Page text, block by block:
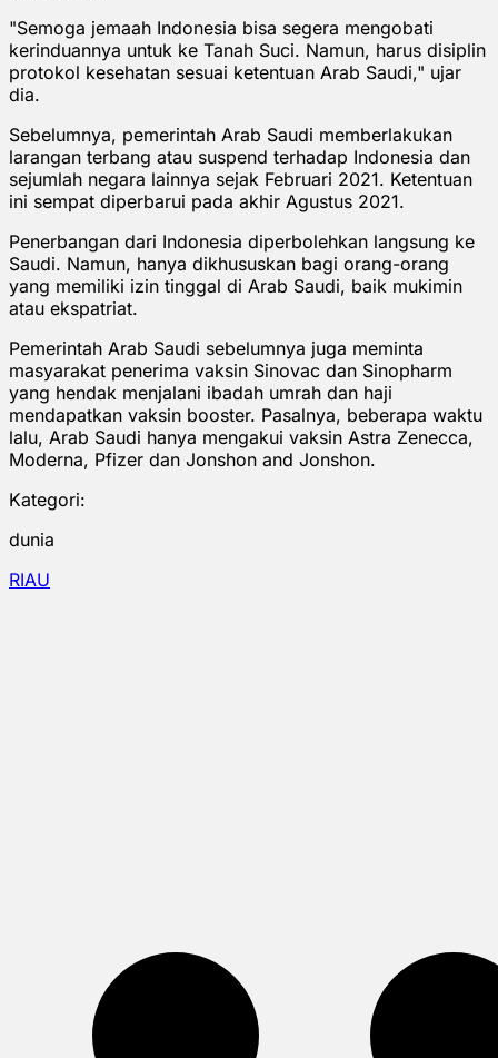
"Semoga jemaah Indonesia bisa segera mengobati
kerinduannya untuk ke Tanah Suci. Namun, harus disiplin
protokol kesehatan sesuai ketentuan Arab Saudi," ujar
dia.
Sebelumnya, pemerintah Arab Saudi memberlakukan
larangan terbang atau suspend terhadap Indonesia dan
sejumlah negara lainnya sejak Februari 2021. Ketentuan
ini sempat diperbarui pada akhir Agustus 2021.
Penerbangan dari Indonesia diperbolehkan langsung ke
Saudi. Namun, hanya dikhususkan bagi orang-orang
yang memiliki izin tinggal di Arab Saudi, baik mukimin
atau ekspatriat.
Pemerintah Arab Saudi sebelumnya juga meminta
masyarakat penerima vaksin Sinovac dan Sinopharm
yang hendak menjalani ibadah umrah dan haji
mendapatkan vaksin booster. Pasalnya, beberapa waktu
lalu, Arab Saudi hanya mengakui vaksin Astra Zenecca,
Moderna, Pfizer dan Jonshon and Jonshon.
Kategori:
dunia
RIAU